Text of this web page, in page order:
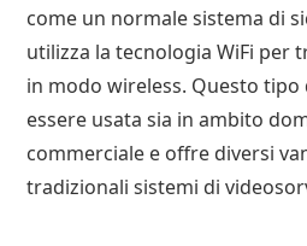
come un normale sistema di
utilizza la tecnologia WiFi per
in modo wireless. Questo tipo
essere usata sia in ambito
commerciale e offre diversi
tradizionali sistemi di